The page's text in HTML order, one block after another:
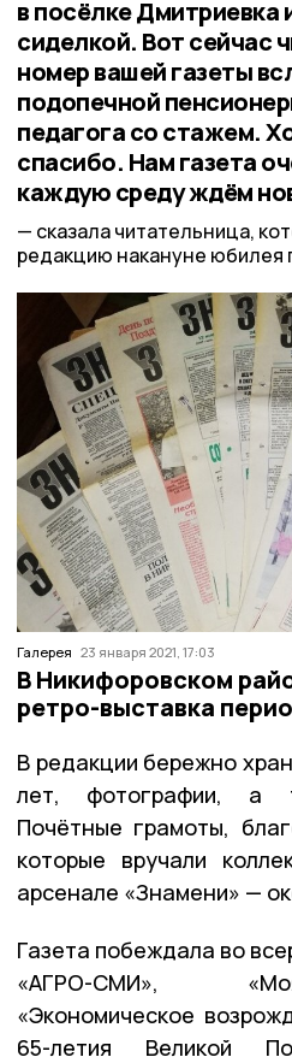
в посёлке Дмитриевка
сиделкой. Вот сейчас
номер вашей газеты
подопечной
педагога со стажем.
спасибо. Нам газета
каждую среду ждём
сказала читательница,
редакцию накануне юбилея
Галерея 23 января 2021, 17:03
В Никифоровском
ретро-выставка
В редакции бережно
лет, фотографии, а
Почётные грамоты,
которые вручали
арсенале «Знамени» —
Газета побеждала во
«АГРО-СМИ»,
«Экономическое
65-летия Великой